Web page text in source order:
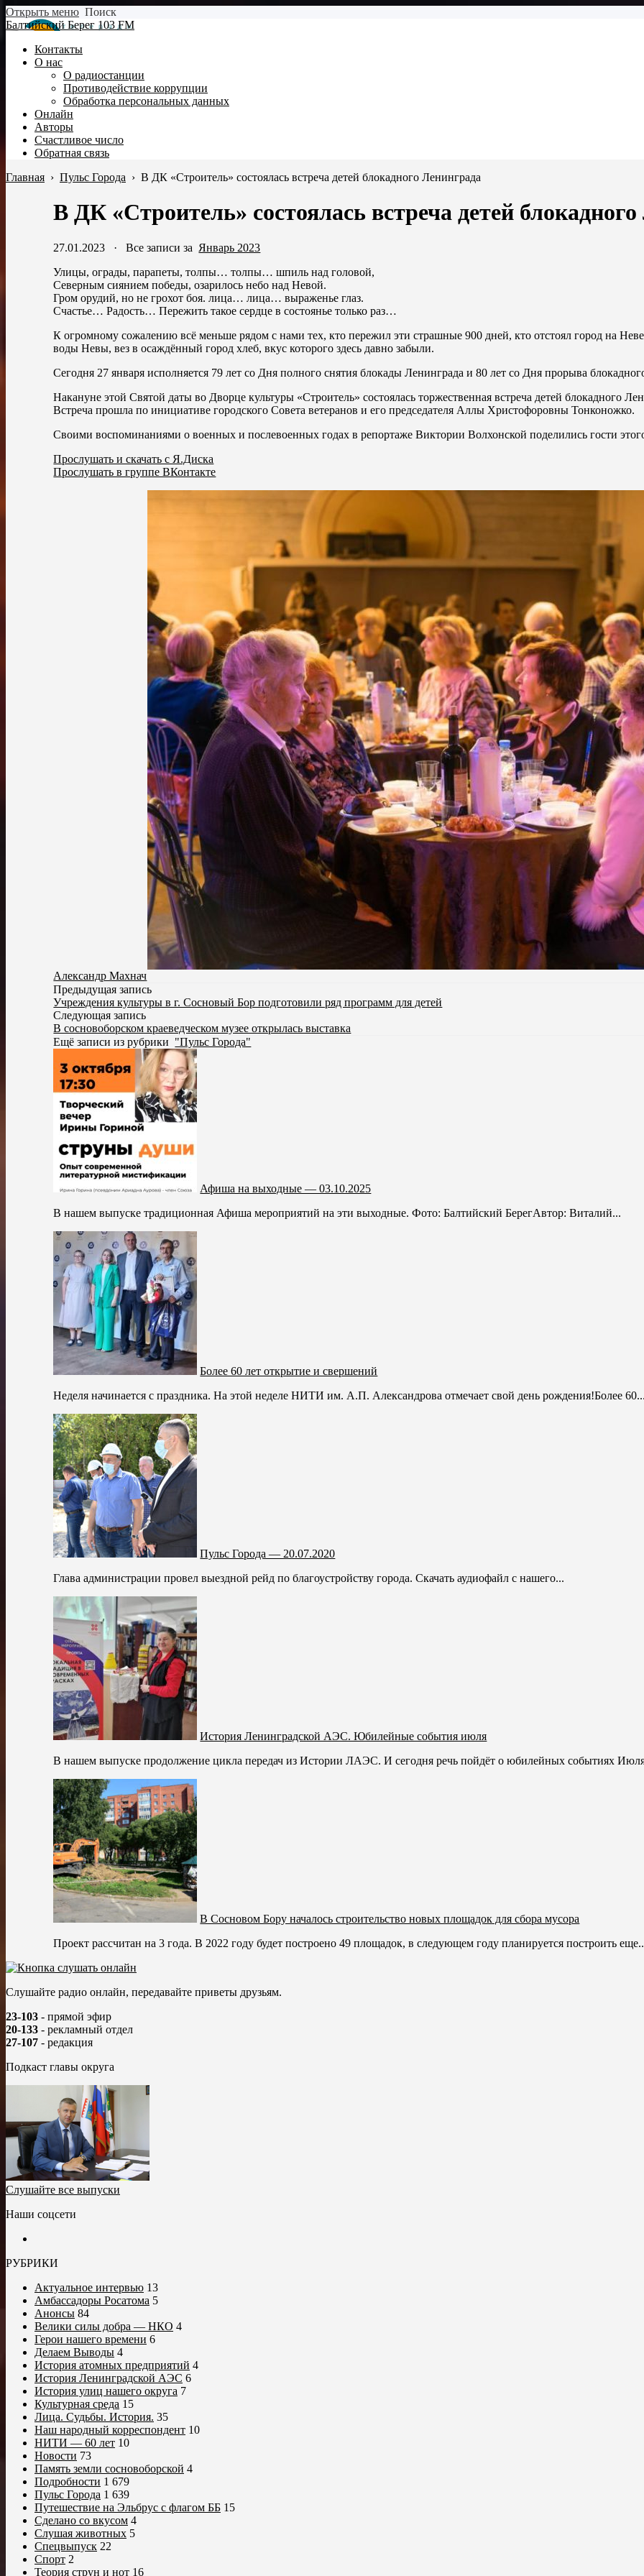
Открыть меню Поиск
Балтийский Берег 103 FM
Контакты
О нас
О радиостанции
Противодействие коррупции
Обработка персональных данных
Онлайн
Авторы
Счастливое число
Обратная связь
Главная › Пульс Города › В ДК «Строитель» состоялась встреча детей блокадного Ленинграда
В ДК «Строитель» состоялась встреча детей
27.01.2023 ·Все записи за Январь 2023
Улицы, ограды, парапеты, толпы… толпы… шпиль над головой,
Северным сиянием победы, озарилось небо над Невой.
Гром орудий, но не грохот боя. лица… лица… выраженье глаз.
Счастье… Радость… Пережить такое сердце в состоянье только раз…
К огромному сожалению всё меньше рядом с нами тех, кто пережил эти страшные 900 дней, кто отстоял город на
воды Невы, вез в осаждённый город хлеб, вкус которого здесь давно забыли.
Сегодня 27 января исполняется 79 лет со Дня полного снятия блокады Ленинграда и 80 лет со Дня прорыва
Накануне этой Святой даты во Дворце культуры «Строитель» состоялась торжественная встреча детей блокадного
Встреча прошла по инициативе городского Совета ветеранов и его председателя Аллы Христофоровны Тонконожко.
Своими воспоминаниями о военных и послевоенных годах в репортаже Виктории Волхонской поделились гости
Прослушать и скачать с Я.Диска
Прослушать в группе ВКонтакте
Александр Махнач
Предыдущая запись
Учреждения культуры в г. Сосновый Бор подготовили ряд программ для детей
Следующая запись
В сосновоборском краеведческом музее открылась выставка
Ещё записи из рубрики "Пульс Города"
Афиша на выходные — 03.10.2025
В нашем выпуске традиционная Афиша мероприятий на эти выходные. Фото: Балтийский БерегАвтор: Виталий...
Более 60 лет открытие и свершений
Неделя начинается с праздника. На этой неделе НИТИ им. А.П. Александрова отмечает свой день рождения!Более
Пульс Города — 20.07.2020
Глава администрации провел выездной рейд по благоустройству города. Скачать аудиофайл с нашего...
История Ленинградской АЭС. Юбилейные события июля
В нашем выпуске продолжение цикла передач из Истории ЛАЭС. И сегодня речь пойдёт о юбилейных событиях
В Сосновом Бору началось строительство новых площадок для сбора мусора
Проект рассчитан на 3 года. В 2022 году будет построено 49 площадок, в следующем году планируется построить
Слушайте радио онлайн, передавайте приветы друзьям.
23-103 - прямой эфир
20-133 - рекламный отдел
27-107 - редакция
Подкаст главы округа
Слушайте все выпуски
Наши соцсети
РУБРИКИ
Актуальное интервью 13
Амбассадоры Росатома 5
Анонсы 84
Велики силы добра — НКО 4
Герои нашего времени 6
Делаем Выводы 4
История атомных предприятий 4
История Ленинградской АЭС 6
История улиц нашего округа 7
Культурная среда 15
Лица. Судьбы. История. 35
Наш народный корреспондент 10
НИТИ — 60 лет 10
Новости 73
Память земли сосновоборской 4
Подробности 1 679
Пульс Города 1 639
Путешествие на Эльбрус с флагом ББ 15
Сделано со вкусом 4
Слушая животных 5
Спецвыпуск 22
Спорт 2
Теория струн и нот 16